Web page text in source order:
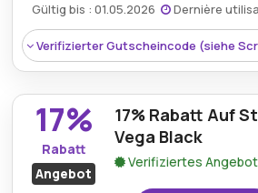
Kumulierbar:Kombinierbar mit
Bedingungen:Weitere
in den Bedingungen auf der
Gültig bis : 01.05.2026 Dernière
Verifizierter Gutscheincode (siehe
17%
Rabatt
Angebot
17% Rabatt Auf
Vega Black
Verifiziertes Angebot